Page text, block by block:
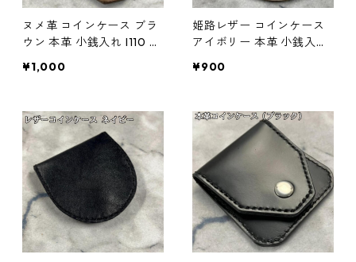
ヌメ革 コインケース ブラ
ウン 本革 小銭入れ l110 レ
¥1,000
姫路レザー コインケース
アイボリー 本革 小銭入れ l
¥900